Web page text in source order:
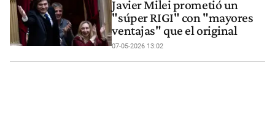
Javier Milei prometió un
"súper RIGI" con "mayores
ventajas" que el original
07-05-2026 13:02